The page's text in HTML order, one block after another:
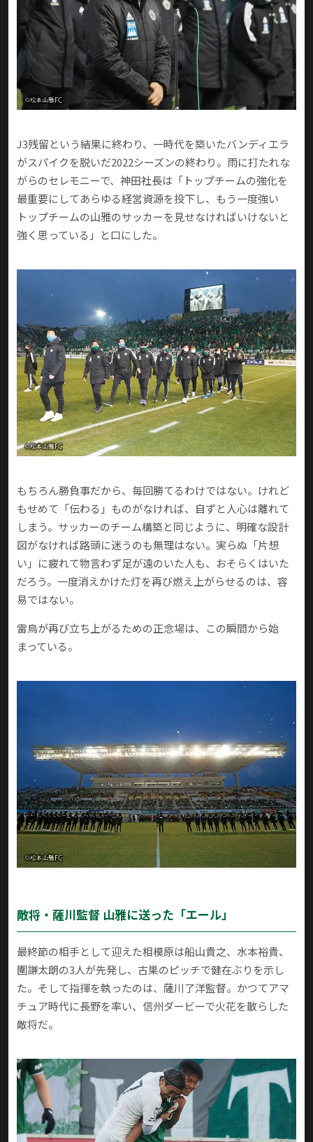
J3残留という結果に終わり、一時代を築いたバンディエラ
がスパイクを脱いだ2022シーズンの終わり。雨に打たれな
がらのセレモニーで、神田社長は「トップチームの強化を
最重要にしてあらゆる経営資源を投下し、もう一度強い
トップチームの山雅のサッカーを見せなければいけないと
強く思っている」と口にした。
もちろん勝負事だから、毎回勝てるわけではない。けれど
もせめて「伝わる」ものがなければ、自ずと人心は離れて
しまう。サッカーのチーム構築と同じように、明確な設計
図がなければ路頭に迷うのも無理はない。実らぬ「片想
い」に疲れて物言わず足が遠のいた人も、おそらくはいた
だろう。一度消えかけた灯を再び燃え上がらせるのは、容
易ではない。
雷鳥が再び立ち上がるための正念場は、この瞬間から始
まっている。
敵将・薩川監督 山雅に送った「エール」
最終節の相手として迎えた相模原は船山貴之、水本裕貴、
圍謙太朗の3人が先発し、古巣のピッチで健在ぶりを示し
た。そして指揮を執ったのは、薩川了洋監督。かつてアマ
チュア時代に長野を率い、信州ダービーで火花を散らした
敵将だ。